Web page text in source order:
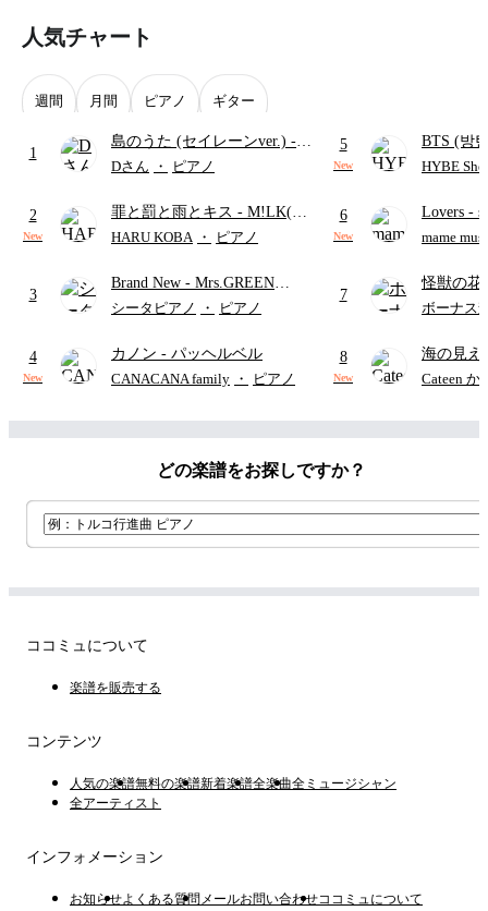
人気チャート
週間 月間 ピアノ ギター
1
島のうた (セイレーンver.) -
セイレーン(CV.鈴木みのり)
ード・ペダル付き/『映画ちい
かわ 人魚の島のひみつ』よ
Dさん ・ ピアノ
2
New
罪と罰と雨とキス - M!LK(佐
野勇斗&吉田仁人)
HARU KOBA ・ ピアノ
3
Brand New - Mrs.GREEN
APPLE
シータピアノ ・ ピアノ
4
New
カノン - パッヘルベル
CANACANA family ・ ピアノ
5
New
BTS (방
HYBE
6
New
Lovers -
ト)
mame
7
怪獣の
ードパー
ボーナス
8
New
海の見
Cateen か
どの楽譜をお探しですか？
ココミュについて
楽譜を販売する
コンテンツ
人気の楽譜無料の楽譜新着楽譜全楽曲全ミュージシャン
全アーティスト
インフォメーション
お知らせよくある質問 メールお問い合わせココミュについて